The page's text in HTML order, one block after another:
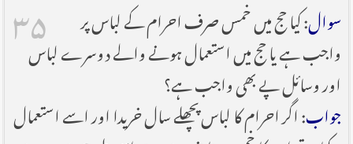
۳۵ سوال: کیا حج میں خمس صرف احرام کے لباس پر
واجب ہے یا حج میں استعمال ہونے والے دوسرے لباس
اور وسائل پے بھی واجب ہے؟
جواب: اگر احرام کا لباس پچھلے سال خریدا اور اسے استعمال